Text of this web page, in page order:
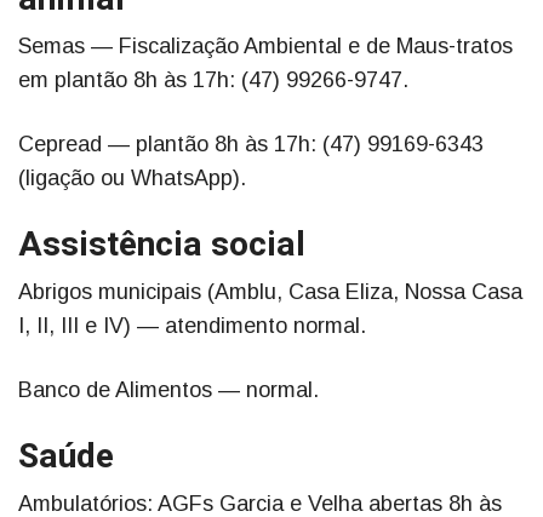
Semas — Fiscalização Ambiental e de Maus-tratos
em plantão 8h às 17h: (47) 99266-9747.
Cepread — plantão 8h às 17h: (47) 99169-6343
(ligação ou WhatsApp).
Assistência social
Abrigos municipais (Amblu, Casa Eliza, Nossa Casa
I, II, III e IV) — atendimento normal.
Banco de Alimentos — normal.
Saúde
Ambulatórios: AGFs Garcia e Velha abertas 8h às